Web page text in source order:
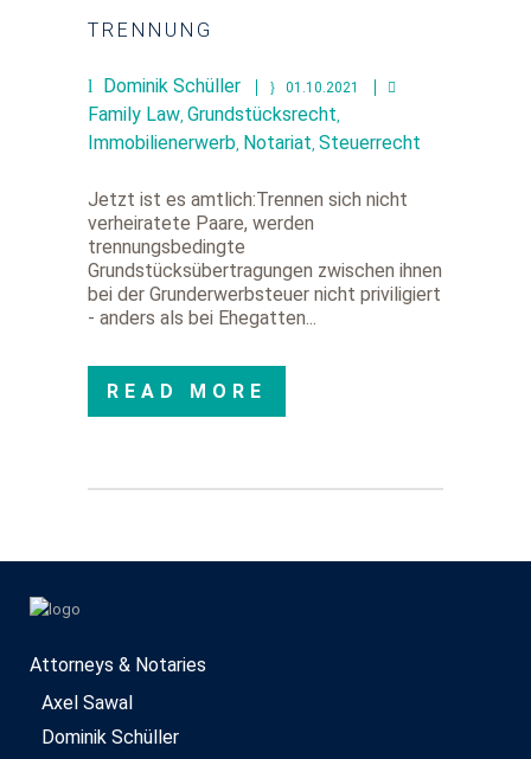
TRENNUNG
Dominik Schüller 01.10.2021
Family Law, Grundstücksrecht,
Immobilienerwerb, Notariat, Steuerrecht
Jetzt ist es amtlich:Trennen sich nicht
verheiratete Paare, werden
trennungsbedingte
Grundstücksübertragungen zwischen ihnen
bei der Grunderwerbsteuer nicht priviligiert
- anders als bei Ehegatten...
READ MORE
Attorneys & Notaries
Axel Sawal
Dominik Schüller